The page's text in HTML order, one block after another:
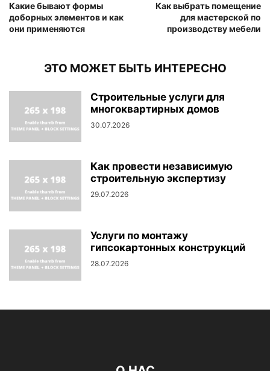
Какие бывают формы
доборных элементов и как
они применяются
Как выбрать помещение
для мастерской по
производству мебели
ЭТО МОЖЕТ БЫТЬ ИНТЕРЕСНО
Строительные услуги для
многоквартирных домов
30.07.2026
Как провести независимую
строительную экспертизу
29.07.2026
Услуги по монтажу
гипсокартонных конструкций
28.07.2026